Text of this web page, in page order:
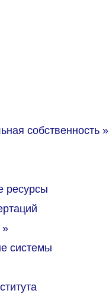
собственность»
ресурсы
»
системы